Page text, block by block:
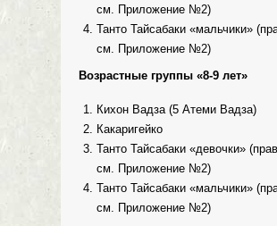
см. Приложение №2)
Танто Тайсабаки «мальчики»
см. Приложение №2)
Возрастные группы «8-9 лет»
Кихон Вадза (5 Атеми Вадза)
Какаригейко
Танто Тайсабаки «девочки»
см. Приложение №2)
Танто Тайсабаки «мальчики»
см. Приложение №2)